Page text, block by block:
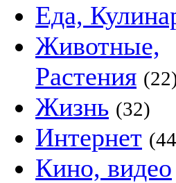
Еда,
Животные,
Растения
Жизнь (32)
Интернет
Кино, видео